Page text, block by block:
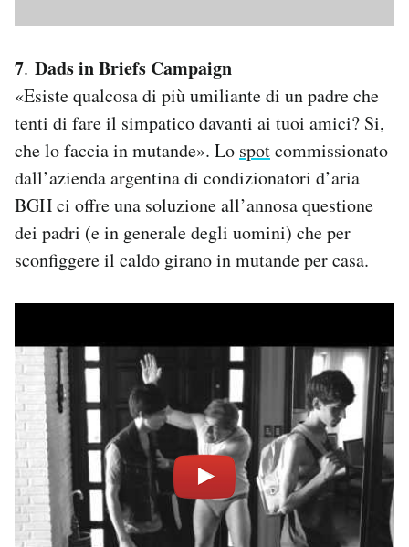
7. Dads in Briefs Campaign
«Esiste qualcosa di più umiliante di un padre che
tenti di fare il simpatico davanti ai tuoi amici? Si,
che lo faccia in mutande». Lo spotcommissionato
dall’azienda argentina di condizionatori d’aria
BGH ci offre una soluzione all’annosa questione
dei padri (e in generale degli uomini) che per
sconfiggere il caldo girano in mutande per casa.